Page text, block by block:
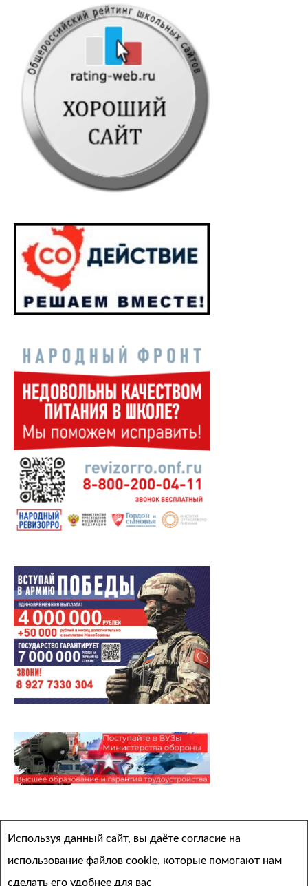
Архивы
Выберите месяц
Используя данный сайт, вы даёте согласие на
использование файлов cookie, которые помогают нам
сделать его удобнее для вас